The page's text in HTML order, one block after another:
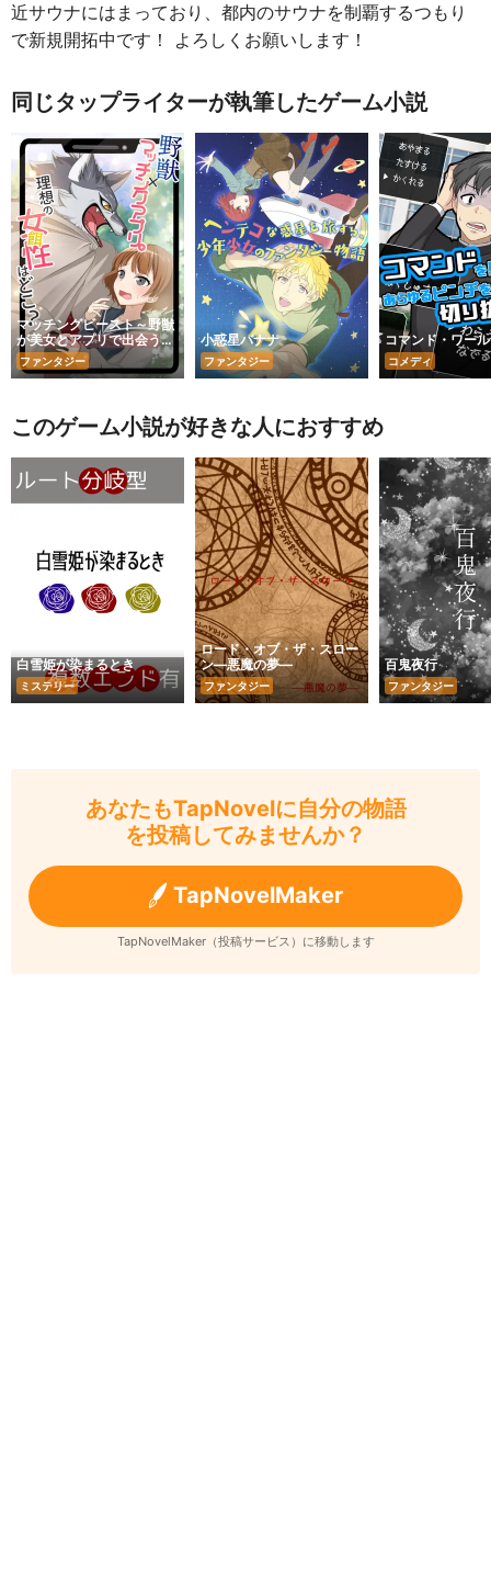
近サウナにはまっており、都内のサウナを制覇するつもり
で新規開拓中です！ よろしくお願いします！
同じタップライターが執筆したゲーム小説
マッチングビースト～野獣
が美女とアプリで出会うま
で～
ファンタジー
小惑星バナナ
ファンタジー
コマンド・ワー
コメディ
このゲーム小説が好きな人におすすめ
白雪姫が染まるとき
ミステリー
ロード・オブ・ザ・スロー
ン―悪魔の夢―
ファンタジー
百鬼夜行
ファンタジー
あなたもTapNovelに自分の物語
を投稿してみませんか？
TapNovelMaker
TapNovelMaker（投稿サービス）に移動します